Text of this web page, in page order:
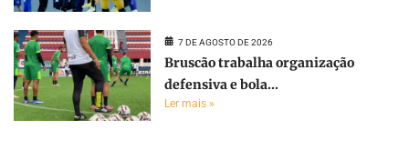
7 DE AGOSTO DE 2026
Bruscão trabalha organização
defensiva e bola...
Ler mais »